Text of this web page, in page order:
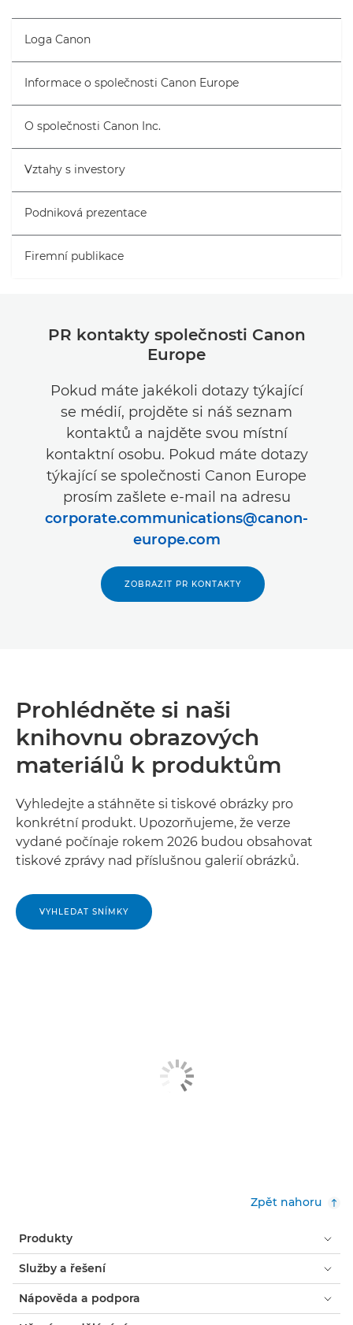
Loga Canon
Informace o společnosti Canon Europe
O společnosti Canon Inc.
Vztahy s investory
Podniková prezentace
Firemní publikace
PR kontakty společnosti Canon
Europe
Pokud máte jakékoli dotazy týkající
se médií, projděte si náš seznam
kontaktů a najděte svou místní
kontaktní osobu. Pokud máte dotazy
týkající se společnosti Canon Europe
prosím zašlete e-mail na adresu
corporate.communications@canon-
europe.com
ZOBRAZIT PR KONTAKTY
Prohlédněte si naši
knihovnu obrazových
materiálů k produktům
Vyhledejte a stáhněte si tiskové obrázky pro
konkrétní produkt. Upozorňujeme, že verze
vydané počínaje rokem 2026 budou obsahovat
tiskové zprávy nad příslušnou galerií obrázků.
VYHLEDAT SNÍMKY
Zpět nahoru
Produkty
Služby a řešení
Nápověda a podpora